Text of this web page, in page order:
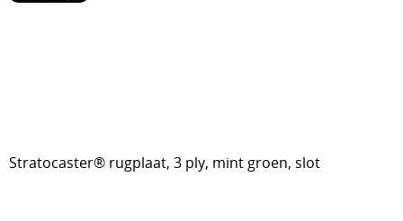
Stratocaster® rugplaat, 3 ply, mint groen, slot